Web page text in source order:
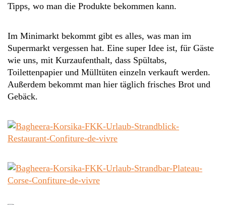
Tipps, wo man die Produkte bekommen kann.
Im Minimarkt bekommt gibt es alles, was man im
Supermarkt vergessen hat. Eine super Idee ist, für Gäste
wie uns, mit Kurzaufenthalt, dass Spültabs,
Toilettenpapier und Mülltüten einzeln verkauft werden.
Außerdem bekommt man hier täglich frisches Brot und
Gebäck.